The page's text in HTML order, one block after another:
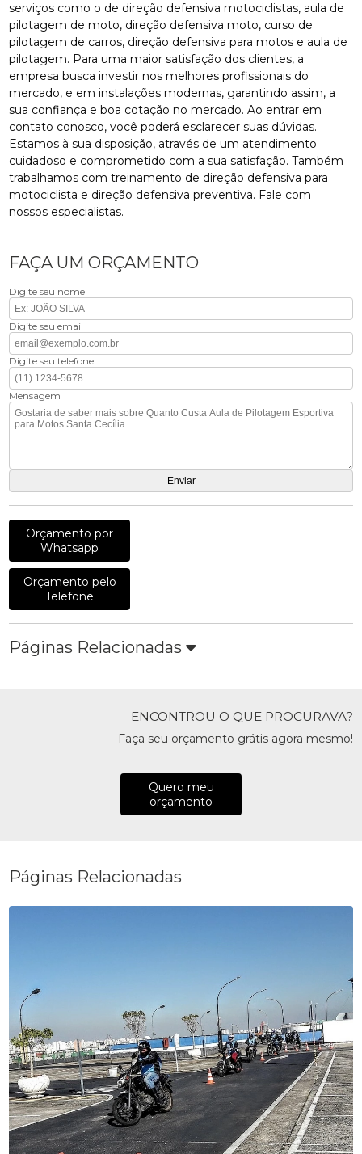
serviços como o de direção defensiva motociclistas, aula de
pilotagem de moto, direção defensiva moto, curso de
pilotagem de carros, direção defensiva para motos e aula de
pilotagem. Para uma maior satisfação dos clientes, a
empresa busca investir nos melhores profissionais do
mercado, e em instalações modernas, garantindo assim, a
sua confiança e boa cotação no mercado. Ao entrar em
contato conosco, você poderá esclarecer suas dúvidas.
Estamos à sua disposição, através de um atendimento
cuidadoso e comprometido com a sua satisfação. Também
trabalhamos com treinamento de direção defensiva para
motociclista e direção defensiva preventiva. Fale com
nossos especialistas.
FAÇA UM ORÇAMENTO
Digite seu nome
Digite seu email
Digite seu telefone
Mensagem
Orçamento por
Whatsapp
Orçamento pelo
Telefone
Páginas Relacionadas
ENCONTROU O QUE PROCURAVA?
Faça seu orçamento grátis agora mesmo!
Quero meu
orçamento
Páginas Relacionadas